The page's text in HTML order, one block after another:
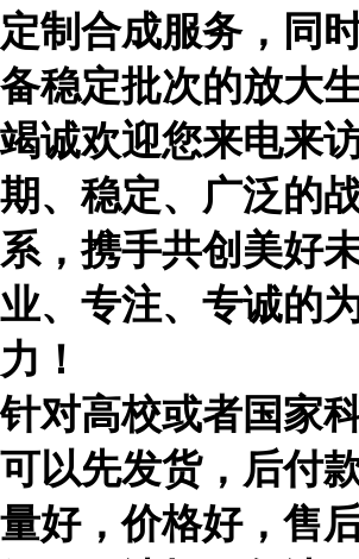
定制合成服务，同
备稳定批次的放大
竭诚欢迎您来电来
期、稳定、广泛的
系，携手共创美好
业、专注、专诚的
力！
针对高校或者国家
可以先发货，后付
量好，价格好，售